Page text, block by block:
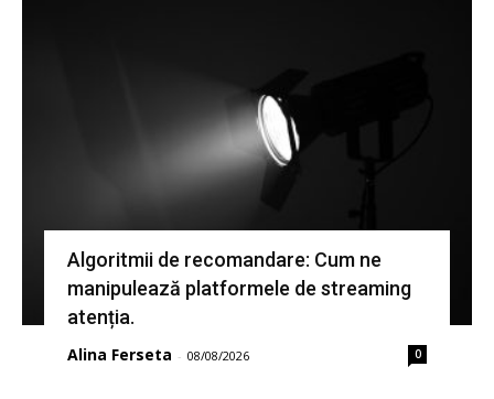
Algoritmii de recomandare: Cum ne
manipulează platformele de streaming
atenția.
Alina Ferseta - 08/08/2026 0